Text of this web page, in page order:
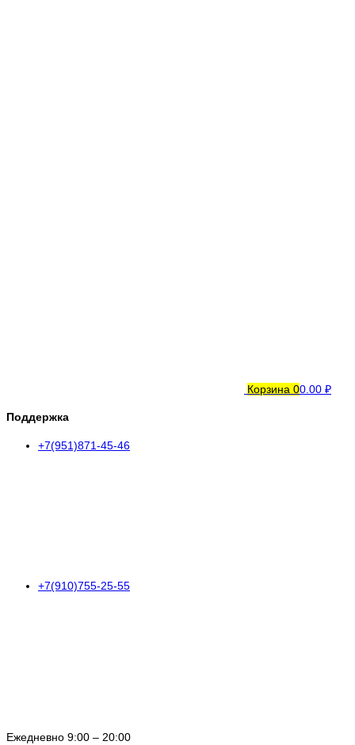
Корзина 00.00 ₽
Поддержка
+7(951)871-45-46
+7(910)755-25-55
Ежедневно 9:00 – 20:00